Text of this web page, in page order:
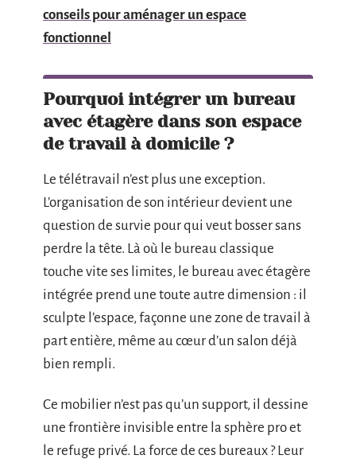
conseils pour aménager un espace
fonctionnel
Pourquoi intégrer un bureau
avec étagère dans son espace
de travail à domicile ?
Le télétravail n’est plus une exception.
L’organisation de son intérieur devient une
question de survie pour qui veut bosser sans
perdre la tête. Là où le bureau classique
touche vite ses limites, le bureau avec étagère
intégrée prend une toute autre dimension : il
sculpte l’espace, façonne une zone de travail à
part entière, même au cœur d’un salon déjà
bien rempli.
Ce mobilier n’est pas qu’un support, il dessine
une frontière invisible entre la sphère pro et
le refuge privé. La force de ces bureaux ? Leur